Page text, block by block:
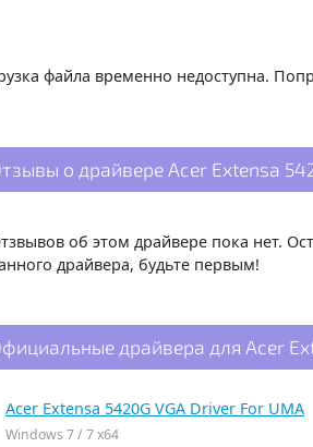
файла временно недоступна.
о драйвере Acer Extensa
об этом драйвере пока нет.
драйвера, будьте первым!
драйвера для Acer
Acer Extensa 5420G VGA Driver For UMA
Windows 7 / 7 x64